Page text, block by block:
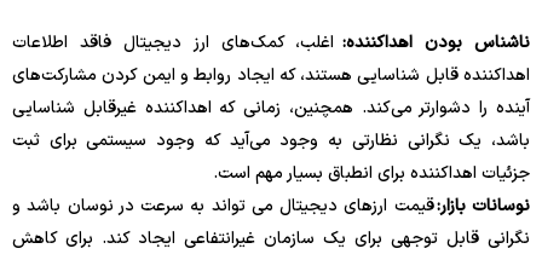
ناشناس بودن اهداکننده:اغلب، کمک‌های ارز دیجیتال فاقد اطلاعات
اهداکننده قابل شناسایی هستند، که ایجاد روابط و ایمن کردن مشارکت‌های
آینده را دشوارتر می‌کند. همچنین، زمانی که اهداکننده غیرقابل شناسایی
باشد، یک نگرانی نظارتی به وجود می‌آید که وجود سیستمی برای ثبت
جزئیات اهداکننده برای انطباق بسیار مهم است.
نوسانات بازار:قیمت ارزهای دیجیتال می تواند به سرعت در نوسان باشد و
نگرانی قابل توجهی برای یک سازمان غیرانتفاعی ایجاد کند. برای کاهش